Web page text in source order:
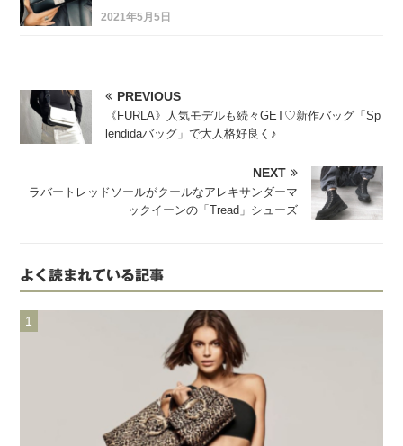
2021年5月5日
PREVIOUS
《FURLA》人気モデルも続々GET♡新作バッグ「Sp
lendidaバッグ」で大人格好良く♪
NEXT
ラバートレッドソールがクールなアレキサンダーマ
ックイーンの「Tread」シューズ
よく読まれている記事